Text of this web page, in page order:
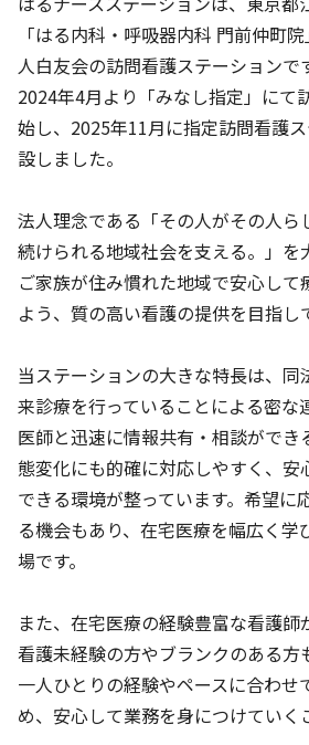
「はる内科・呼吸器内科 門前仲町
人白友会の訪問看護ステーションで
2024年4月より「みなし指定」にて
始し、2025年11月に指定訪問看護
設しました。
法人理念である「その人がその人ら
続けられる地域社会を支える。」を
ご家族が住み慣れた地域で安心して
よう、質の高い看護の提供を目指し
当ステーションの大きな特長は、
来診療を行っていることによる密な
医師と迅速に情報共有・相談がで
態変化にも的確に対応しやすく、安
できる環境が整っています。希望に
る機会もあり、在宅医療を幅広く学
場です。
また、在宅医療の経験豊富な看護師
看護未経験の方やブランクのある方
一人ひとりの経験やペースに合わせ
め、安心して業務を身につけていく